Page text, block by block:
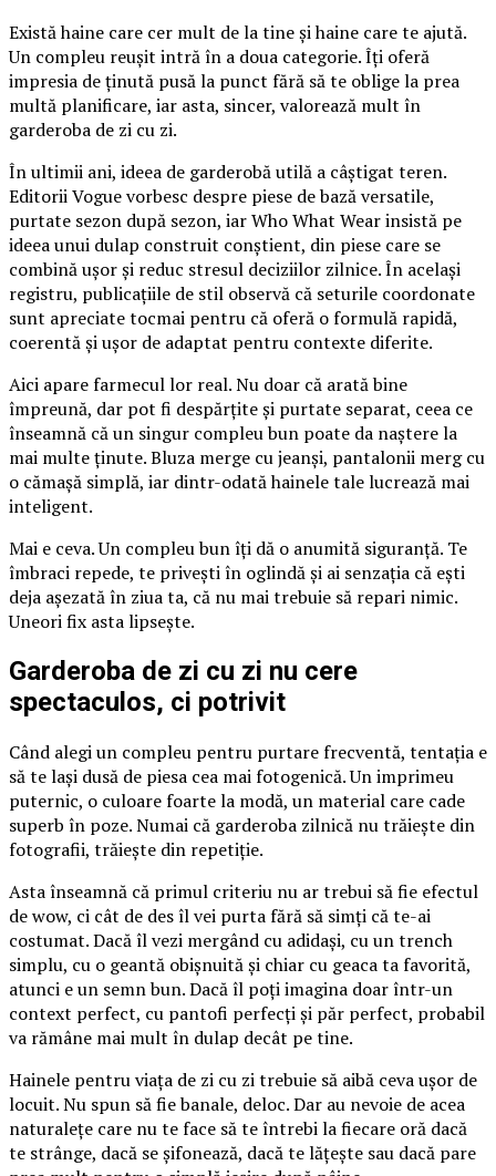
Există haine care cer mult de la tine și haine care te ajută.
Un compleu reușit intră în a doua categorie. Îți oferă
impresia de ținută pusă la punct fără să te oblige la prea
multă planificare, iar asta, sincer, valorează mult în
garderoba de zi cu zi.
În ultimii ani, ideea de garderobă utilă a câștigat teren.
Editorii Vogue vorbesc despre piese de bază versatile,
purtate sezon după sezon, iar Who What Wear insistă pe
ideea unui dulap construit conștient, din piese care se
combină ușor și reduc stresul deciziilor zilnice. În același
registru, publicațiile de stil observă că seturile coordonate
sunt apreciate tocmai pentru că oferă o formulă rapidă,
coerentă și ușor de adaptat pentru contexte diferite.
Aici apare farmecul lor real. Nu doar că arată bine
împreună, dar pot fi despărțite și purtate separat, ceea ce
înseamnă că un singur compleu bun poate da naștere la
mai multe ținute. Bluza merge cu jeanși, pantalonii merg cu
o cămașă simplă, iar dintr-odată hainele tale lucrează mai
inteligent.
Mai e ceva. Un compleu bun îți dă o anumită siguranță. Te
îmbraci repede, te privești în oglindă și ai senzația că ești
deja așezată în ziua ta, că nu mai trebuie să repari nimic.
Uneori fix asta lipsește.
Garderoba de zi cu zi nu cere
spectaculos, ci potrivit
Când alegi un compleu pentru purtare frecventă, tentația e
să te lași dusă de piesa cea mai fotogenică. Un imprimeu
puternic, o culoare foarte la modă, un material care cade
superb în poze. Numai că garderoba zilnică nu trăiește din
fotografii, trăiește din repetiție.
Asta înseamnă că primul criteriu nu ar trebui să fie efectul
de wow, ci cât de des îl vei purta fără să simți că te-ai
costumat. Dacă îl vezi mergând cu adidași, cu un trench
simplu, cu o geantă obișnuită și chiar cu geaca ta favorită,
atunci e un semn bun. Dacă îl poți imagina doar într-un
context perfect, cu pantofi perfecți și păr perfect, probabil
va rămâne mai mult în dulap decât pe tine.
Hainele pentru viața de zi cu zi trebuie să aibă ceva ușor de
locuit. Nu spun să fie banale, deloc. Dar au nevoie de acea
naturalețe care nu te face să te întrebi la fiecare oră dacă
te strânge, dacă se șifonează, dacă te lățește sau dacă pare